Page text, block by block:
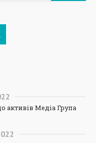
активів Медіа Група